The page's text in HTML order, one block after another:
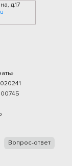
д.17
Вопрос-ответ